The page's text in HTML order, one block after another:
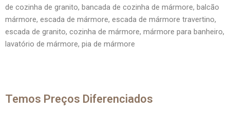
de cozinha de granito, bancada de cozinha de mármore, balcão
mármore, escada de mármore, escada de mármore travertino,
escada de granito, cozinha de mármore, mármore para banheiro,
lavatório de mármore, pia de mármore
Temos Preços Diferenciados